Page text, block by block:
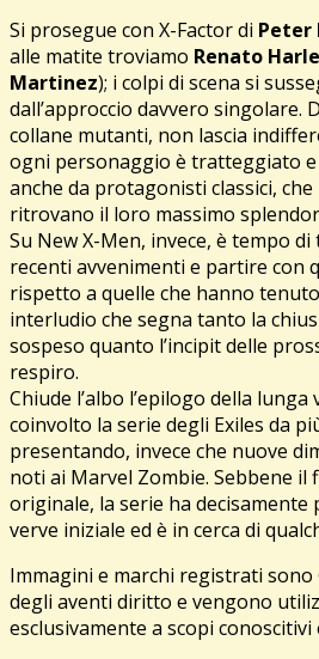
Si prosegue con X-Factor di Peter
alle matite troviamo Renato
Martinez); i colpi di scena si
dall’approccio davvero singolare.
collane mutanti, non lascia
ogni personaggio è tratteggiato
anche da protagonisti classici, che
ritrovano il loro massimo
Su New X-Men, invece, è tempo
recenti avvenimenti e partire con
rispetto a quelle che hanno
interludio che segna tanto la
sospeso quanto l’incipit delle
respiro.
Chiude l’albo l’epilogo della lunga
coinvolto la serie degli Exiles da
presentando, invece che nuove
noti ai Marvel Zombie. Sebbene il
originale, la serie ha decisamente
verve iniziale ed è in cerca di
Immagini e marchi registrati
degli aventi diritto e vengono
esclusivamente a scopi conoscitivi